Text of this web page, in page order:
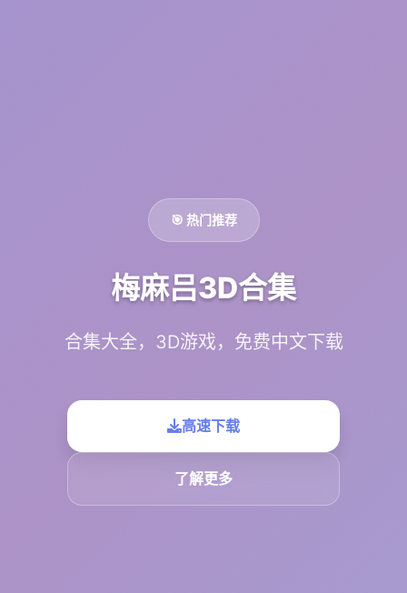
🎯 热门推荐
梅麻吕3D合集
合集大全，3D游戏，免费中文下载
高速下载
了解更多